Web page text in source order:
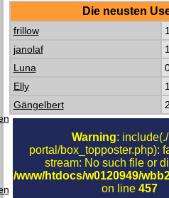
Die neusten
frillow
janolaf
Luna
Elly
Gängelbert
Warning:
portal/box_topposter.php):
stream: No such file or
/www/htdocs/w0120949/
on line457